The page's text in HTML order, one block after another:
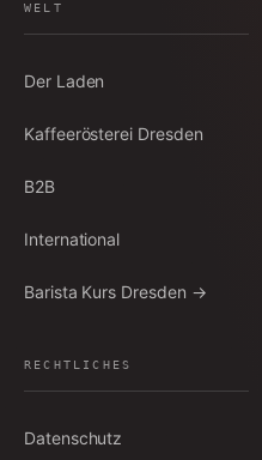
WELT
Der Laden
Kaffeerösterei Dresden
B2B
International
Barista Kurs Dresden →
RECHTLICHES
Datenschutz